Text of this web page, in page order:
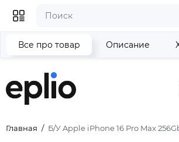
Главная Б/У Apple iPhone 16 Pro Max
Все про товар Описание